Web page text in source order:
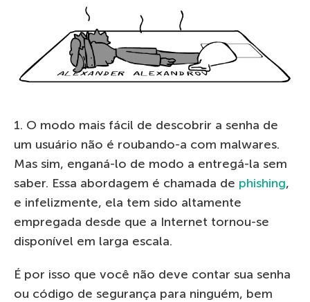
1. O modo mais fácil de descobrir a senha de
um usuário não é roubando-a com malwares.
Mas sim, enganá-lo de modo a entregá-la sem
saber. Essa abordagem é chamada de phishing,
e infelizmente, ela tem sido altamente
empregada desde que a Internet tornou-se
disponível em larga escala.
É por isso que você não deve contar sua senha
ou código de segurança para ninguém, bem